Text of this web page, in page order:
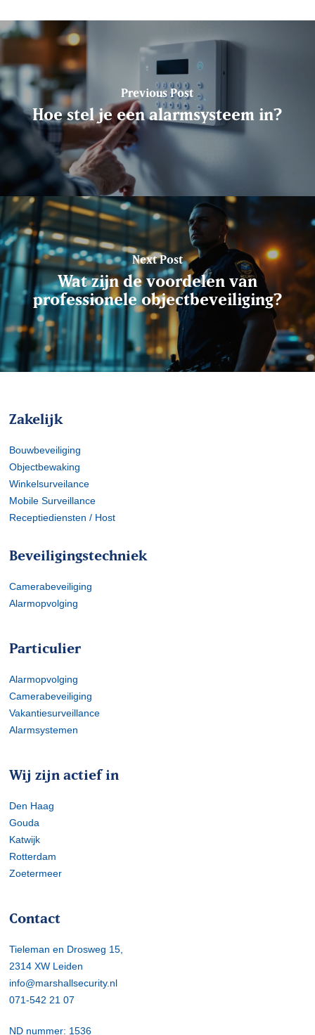
Previous Post
Hoe stel je een alarmsysteem in?
Next Post
Wat zijn de voordelen van
professionele objectbeveiliging?
Zakelijk
Bouwbeveiliging
Objectbewaking
Winkelsurveilance
Mobile Surveillance
Receptiediensten / Host
Beveiligingstechniek
Camerabeveiliging
Alarmopvolging
Particulier
Alarmopvolging
Camerabeveiliging
Vakantiesurveillance
Alarmsystemen
Wij zijn actief in
Den Haag
Gouda
Katwijk
Rotterdam
Zoetermeer
Contact
Tieleman en Drosweg 15,
2314 XW Leiden
info@marshallsecurity.nl
071-542 21 07
ND nummer: 1536